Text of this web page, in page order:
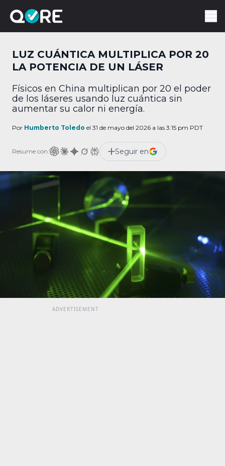
LUZ CUÁNTICA MULTIPLICA POR 20
LA POTENCIA DE UN LÁSER
Físicos en China multiplican por 20 el poder
de los láseres usando luz cuántica sin
aumentar su calor ni energía.
Por Humberto Toledo el 31 de mayo del 2026 a las 3:15 pm PDT
Resume con: Seguir en